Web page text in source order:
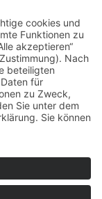
Jahr
in Form von
erledigt. Wir
bald im
den